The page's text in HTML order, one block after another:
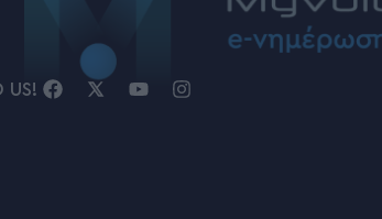
US!